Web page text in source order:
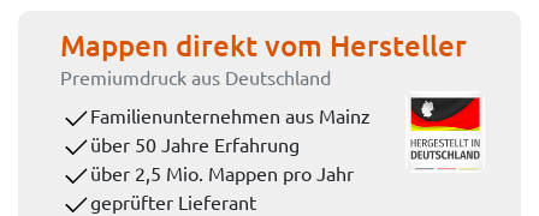
Mappen direkt vom Hersteller
Premiumdruck aus Deutschland
Familienunternehmen aus Mainz
über 50 Jahre Erfahrung
über 2,5 Mio. Mappen pro Jahr
geprüfter Lieferant